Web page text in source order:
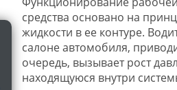
средства основано на
жидкости в ее контуре.
салоне автомобиля,
очередь, вызывает рост
находящуюся внутри